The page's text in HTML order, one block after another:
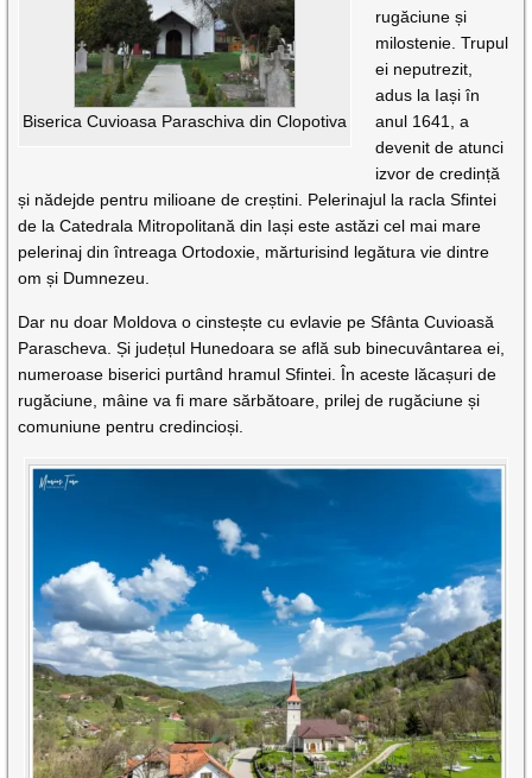
Biserica Cuvioasa Paraschiva din Clopotiva
rugăciune și
milostenie. Trupul
ei neputrezit,
adus la Iași în
anul 1641, a
devenit de atunci
izvor de credință
și nădejde pentru milioane de creștini. Pelerinajul la racla Sfintei
de la Catedrala Mitropolitană din Iași este astăzi cel mai mare
pelerinaj din întreaga Ortodoxie, mărturisind legătura vie dintre
om și Dumnezeu.
Dar nu doar Moldova o cinstește cu evlavie pe Sfânta Cuvioasă
Parascheva. Și județul Hunedoara se află sub binecuvântarea ei,
numeroase biserici purtând hramul Sfintei. În aceste lăcașuri de
rugăciune, mâine va fi mare sărbătoare, prilej de rugăciune și
comuniune pentru credincioși.